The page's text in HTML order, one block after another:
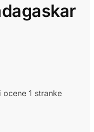
ocene 1 stranke